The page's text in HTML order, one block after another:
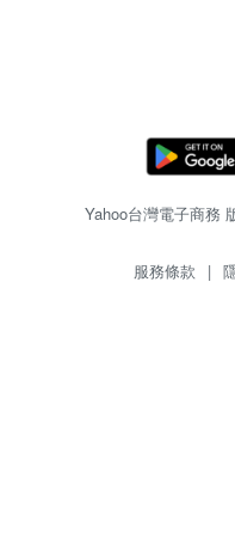
Yahoo台灣電子商務
服務條款 |